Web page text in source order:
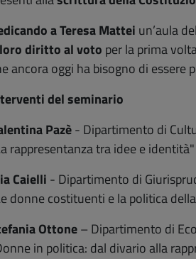
a Teresa Mattei un’aula
diritto al voto per la prima
ancora oggi ha bisogno di
del seminario
Pazè- Dipartimento di
rappresentanza tra idee e identità"
Caielli - Dipartimento di
donne costituenti e la politica della
Ottone– Dipartimento di
in politica: dal divario alla